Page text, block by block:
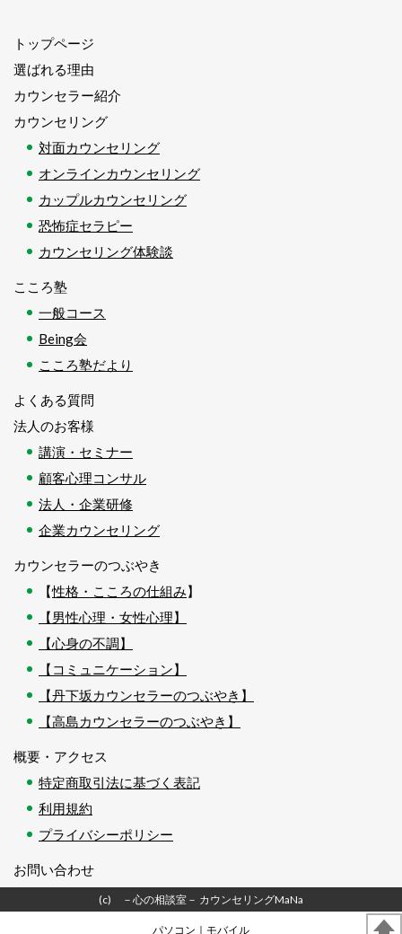
トップページ
選ばれる理由
カウンセラー紹介
カウンセリング
対面カウンセリング
オンラインカウンセリング
カップルカウンセリング
恐怖症セラピー
カウンセリング体験談
こころ塾
一般コース
Being会
こころ塾だより
よくある質問
法人のお客様
講演・セミナー
顧客心理コンサル
法人・企業研修
企業カウンセリング
カウンセラーのつぶやき
【性格・こころの仕組み】
【男性心理・女性心理】
【心身の不調】
【コミュニケーション】
【丹下坂カウンセラーのつぶやき】
【高島カウンセラーのつぶやき】
概要・アクセス
特定商取引法に基づく表記
利用規約
プライバシーポリシー
お問い合わせ
(c) －心の相談室－ カウンセリングMaNa
パソコン ｜モバイル